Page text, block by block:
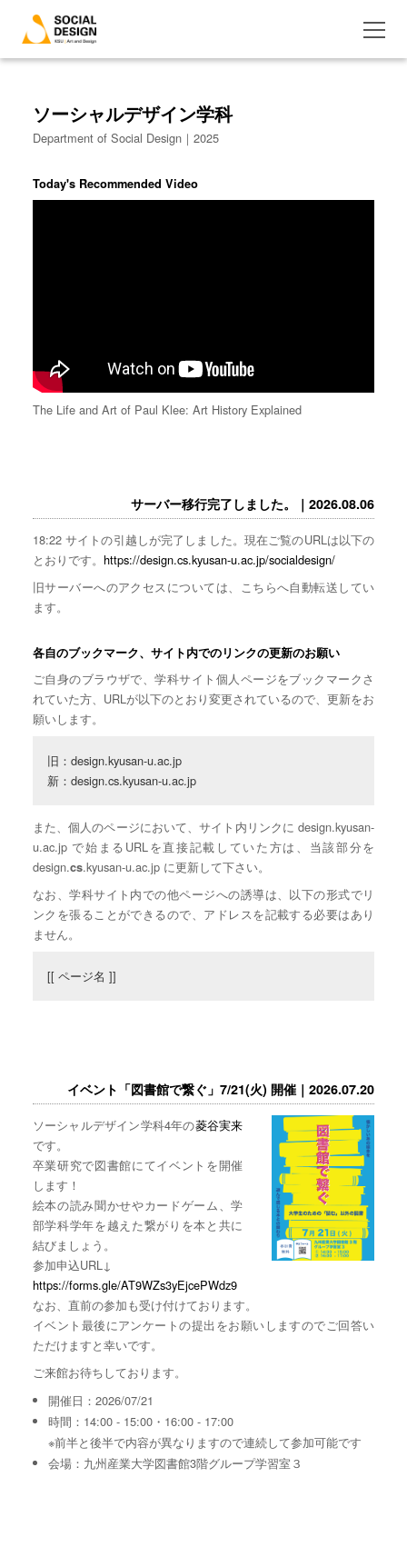
ソーシャルデザイン学科
Department of Social Design｜2025
Today's Recommended Video
The Life and Art of Paul Klee: Art History Explained
サーバー移行完了しました。｜2026.08.06
18:22 サイトの引越しが完了しました。現在ご覧のURLは以下の
とおりです。 https://design.cs.kyusan-u.ac.jp/socialdesign/
旧サーバーへのアクセスについては、こちらへ自動転送してい
ます。
各自のブックマーク、サイト内でのリンクの更新のお願い
ご自身のブラウザで、学科サイト個人ページをブックマークさ
れていた方、URLが以下のとおり変更されているので、更新をお
願いします。
旧：design.kyusan-u.ac.jp
新：design.cs.kyusan-u.ac.jp
また、個人のページにおいて、サイト内リンクに design.kyusan-
u.ac.jp で始まるURLを直接記載していた方は、当該部分を
design.cs.kyusan-u.ac.jp に更新して下さい。
なお、学科サイト内での他ページへの誘導は、以下の形式でリ
ンクを張ることができるので、アドレスを記載する必要はあり
ません。
[[ ページ名 ]]
イベント「図書館で繋ぐ」7/21(火) 開催｜2026.07.20
ソーシャルデザイン学科4年の菱谷実来
です。
卒業研究で図書館にてイベントを開催
します！
絵本の読み聞かせやカードゲーム、学
部学科学年を越えた繋がりを本と共に
結びましょう。
参加申込URL↓
https://forms.gle/AT9WZs3yEjcePWdz9
なお、直前の参加も受け付けております。
イベント最後にアンケートの提出をお願いしますのでご回答い
ただけますと幸いです。
ご来館お待ちしております。
開催日：2026/07/21
時間：14:00 - 15:00・16:00 - 17:00
※前半と後半で内容が異なりますので連続して参加可能です
会場：九州産業大学図書館3階グループ学習室３